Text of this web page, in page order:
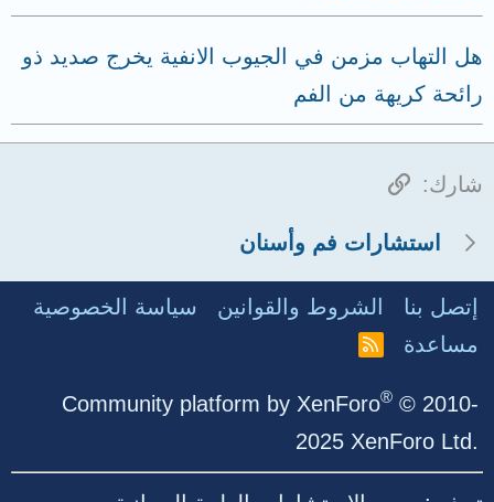
هل التهاب مزمن في الجيوب الانفية يخرج صديد ذو
رائحة كريهة من الفم
شارك: الرابط
استشارات فم وأسنان
إتصل بنا الشروط والقوانين
سياسة الخصوصية
مساعدة
R
Community platform by XenForo® © 2010-
2025 XenForo Ltd.